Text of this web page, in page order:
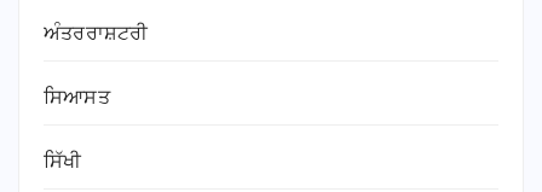
ਅੰਤਰਰਾਸ਼ਟਰੀ
ਸਿਆਸਤ
ਸਿੱਖੀ